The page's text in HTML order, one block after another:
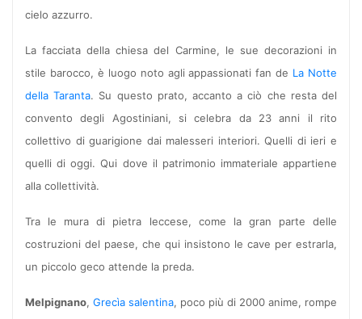
cielo azzurro.
La facciata della chiesa del Carmine, le sue decorazioni in
stile barocco, è luogo noto agli appassionati fan de La Notte
della Taranta. Su questo prato, accanto a ciò che resta del
convento degli Agostiniani, si celebra da 23 anni il rito
collettivo di guarigione dai malesseri interiori. Quelli di ieri e
quelli di oggi. Qui dove il patrimonio immateriale appartiene
alla collettività.
Tra le mura di pietra leccese, come la gran parte delle
costruzioni del paese, che qui insistono le cave per estrarla,
un piccolo geco attende la preda.
Melpignano, Grecìa salentina, poco più di 2000 anime, rompe